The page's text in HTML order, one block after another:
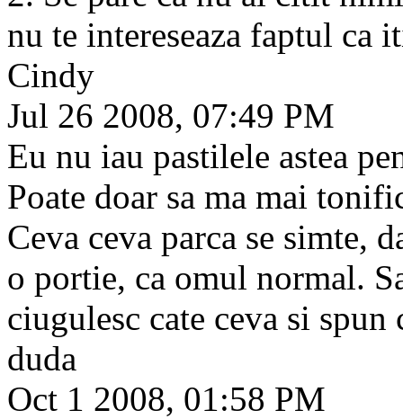
nu te intereseaza faptul ca
Cindy
Jul 26 2008, 07:49 PM
Eu nu iau pastilele astea
Poate doar sa ma mai
Ceva ceva parca se simte,
o portie, ca omul normal.
ciugulesc cate ceva si
duda
Oct 1 2008, 01:58 PM